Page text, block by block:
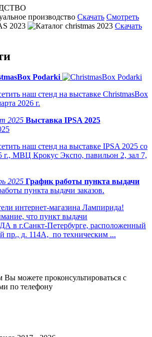
Скачать Смотреть
2023
Скачать
Podarki
наш стенд на выставке ChristmasBox
2026 г.
2025 Выставка IPSA 2025
наш стенд на выставке IPSA 2025 со
г., МВЦ Крокус Экспо, павильон 2, зал 7,
2025 График работы пункта выдачи
интернет-магазина Лампирида!
что пункт выдачи
в г.Санкт-Петербурге, расположенный
пр., д. 114А, по техническим ...
можете проконсультироваться с
по телефону